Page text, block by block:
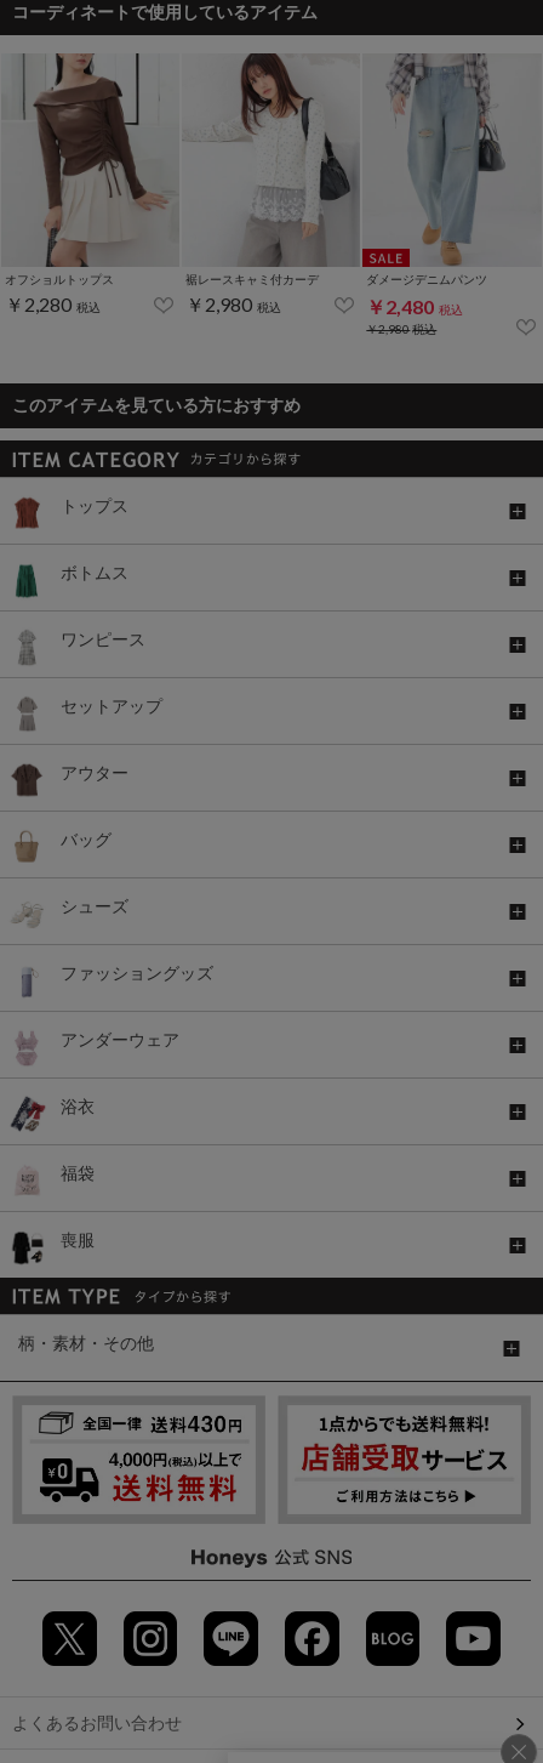
コーディネートで使用しているアイテム
オフショルトップス
￥2,280 税込
裾レースキャミ付カーデ
￥2,980 税込
ダメージデニムパンツ
￥2,480 税込
￥2,980税込
このアイテムを見ている方におすすめ
トップス
ボトムス
ワンピース
セットアップ
アウター
バッグ
シューズ
ファッショングッズ
アンダーウェア
浴衣
福袋
喪服
柄・素材・その他
よくあるお問い合わせ